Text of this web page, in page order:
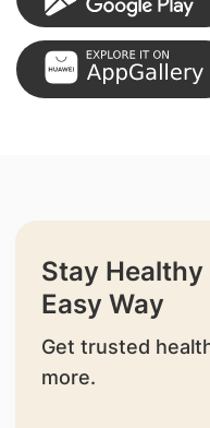
Stay Healthy
Easy Way
Get trusted
more.